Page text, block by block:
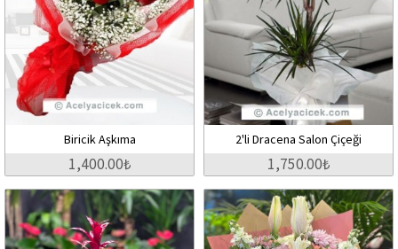
Biricik Aşkıma
1,400.00₺
2'li Dracena Salon Çiçeği
1,750.00₺